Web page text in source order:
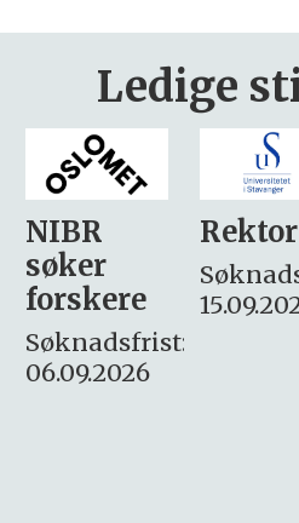
Ledige
Rektor
Søknadsfrist:
15.09.2026
innen